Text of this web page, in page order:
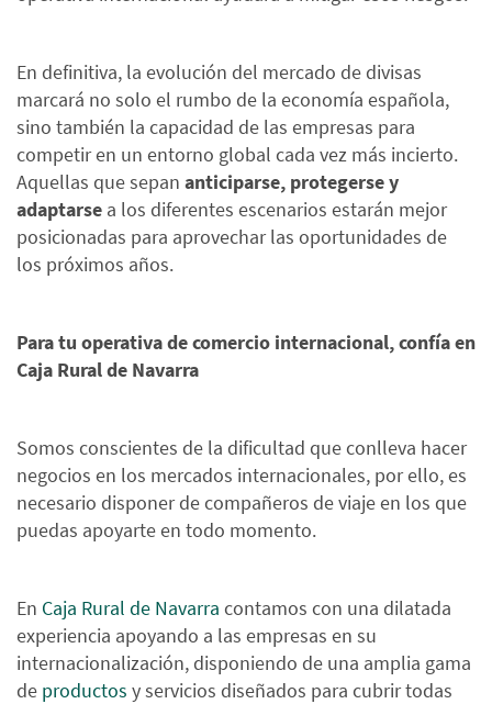
En definitiva, la evolución del mercado de divisas
marcará no solo el rumbo de la economía española,
sino también la capacidad de las empresas para
competir en un entorno global cada vez más incierto.
Aquellas que sepan anticiparse, protegerse y
adaptarse a los diferentes escenarios estarán mejor
posicionadas para aprovechar las oportunidades de
los próximos años.
Para tu operativa de comercio internacional, confía en
Caja Rural de Navarra
Somos conscientes de la dificultad que conlleva hacer
negocios en los mercados internacionales, por ello, es
necesario disponer de compañeros de viaje en los que
puedas apoyarte en todo momento.
En Caja Rural de Navarra contamos con una dilatada
experiencia apoyando a las empresas en su
internacionalización, disponiendo de una amplia gama
de productos y servicios diseñados para cubrir todas